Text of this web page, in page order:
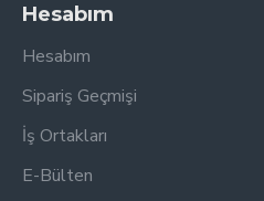
Hesabım
Hesabım
Sipariş Geçmişi
İş Ortakları
E-Bülten